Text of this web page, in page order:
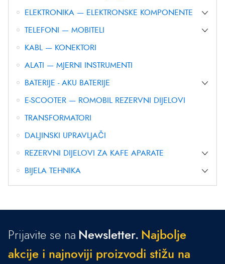
ELEKTRONIKA — ELEKTRONSKE KOMPONENTE
TELEFONI — MOBITELI
KABL — KONEKTORI
ALATI — MJERNI INSTRUMENTI
BATERIJE - AKU BATERIJE
E-SCOOTER — ROMOBIL REZERVNI DIJELOVI
TRANSFORMATORI
DALJINSKI UPRAVLJAČI
REZERVNI DIJELOVI ZA KAFE APARATE
BIJELA TEHNIKA
Prijavite se na Newsletter. Naj bo je
a kcije i najnoviji proizvod i stižu na